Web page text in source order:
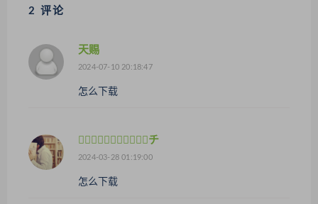
2 评论
天赐
2024-07-10 20:18:47
怎么下载
チ
2024-03-28 01:19:00
怎么下载